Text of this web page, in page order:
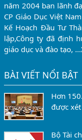
năm 2004 ban lãnh
CP Giáo Dục Việt
Kế Hoạch Đầu Tư
lập,Công ty đã định
giáo dục và đào tạo, …
BÀI VIẾT NỔI BẬT
Hơn
được
Bộ Tài